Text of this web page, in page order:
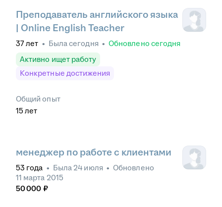
Преподаватель английского языка
| Online English Teacher
37лет • Быласегодня • Обновлено сегодня
Активно ищет работу
Конкретные достижения
Общий опыт
15 лет
менеджер по работе с клиентами
53 года • Была 24 июля • Обновлено
11 марта 2015
50 000 ₽